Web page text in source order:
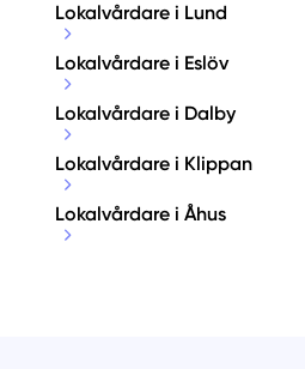
Lokalvårdare i Lund
Lokalvårdare i Eslöv
Lokalvårdare i Dalby
Lokalvårdare i Klippan
Lokalvårdare i Åhus